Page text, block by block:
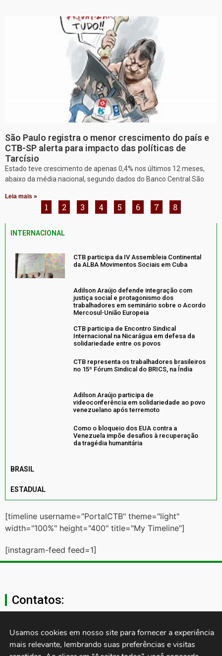
São Paulo registra o menor crescimento do país e
CTB-SP alerta para impacto das políticas de
Tarcísio
Estado teve crescimento de apenas 0,4% nos últimos 12 meses,
abaixo da média nacional, segundo dados do Banco Central São
Leia mais »
1 2 3 4 5 6 7 8
INTERNACIONAL
CTB participa da IV Assembleia Continental
da ALBA Movimentos Sociais em Cuba
Adilson Araújo defende integração com
justiça social e protagonismo dos
trabalhadores em seminário sobre o Acordo
Mercosul-União Europeia
CTB participa de Encontro Sindical
Internacional na Nicarágua em defesa da
solidariedade entre os povos
CTB representa os trabalhadores brasileiros
no 15º Fórum Sindical do BRICS, na Índia
Adilson Araújo participa de
videoconferência em solidariedade ao povo
venezuelano após terremoto
Como o bloqueio dos EUA contra a
Venezuela impõe desafios à recuperação
da tragédia humanitária
BRASIL
ESTADUAL
[timeline username="PortalCTB" theme="light"
width="100%" height="400" title="My Timeline"]
[instagram-feed feed=1]
Contatos:
secgeral@ctb.org.br
11 3874-0040
Usamos cookies em nosso site para fornecer a experiência
mais relevante, lembrando suas preferências e visitas